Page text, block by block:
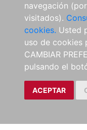
navegación
visitados).
cookies. Usted
uso de cookies
CAMBIAR
pulsando el
ACEPTAR